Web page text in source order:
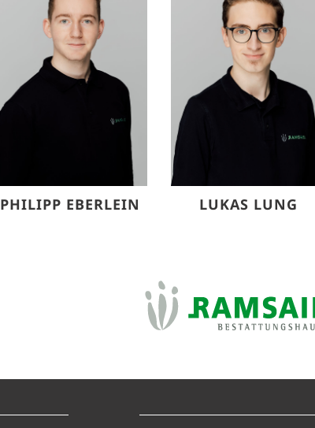
PHILIPP EBERLEIN LUKAS LUNG